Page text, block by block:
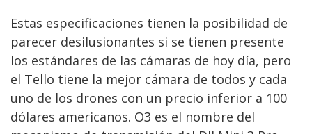
Estas especificaciones tienen la posibilidad de
parecer desilusionantes si se tienen presente
los estándares de las cámaras de hoy día, pero
el Tello tiene la mejor cámara de todos y cada
uno de los drones con un precio inferior a 100
dólares americanos. O3 es el nombre del